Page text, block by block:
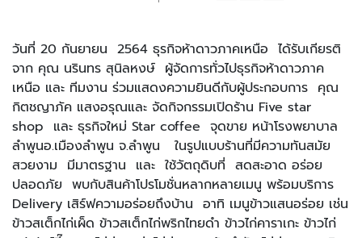
วันที่ 20 กันยายน 2564 ธุรกิจห้าดาวภาคเหนือ ได้รับเกียรติ
จาก คุณ นรินทร สุนิลหงษ์ ผู้จัดการทั่วไปธุรกิจห้าดาวภาค
เหนือ และ ทีมงาน ร่วมแสดงความยินดีกับผู้ประกอบการ คุณ
กิตชญาภัค แสงอรุณและ จัดกิจกรรมเปิดร้าน Five star
shop และ ธุรกิจใหม่ Star coffee จุดขาย หน้าโรงพยาบาล
ลำพูนอ.เมืองลำพูน จ.ลำพูน
ในรูปแบบร้านที่มีความทันสมัย
สวยงาม มีมาตรฐาน และ ใช้วัตถุดิบที่ สดสะอาด อร่อย
ปลอดภัย พบกับสินค้าโปรโมชั่นหลากหลายเมนู พร้อมบริการ
Delivery เสิร์ฟความอร่อยถึงบ้าน อาทิ เมนูข้าวแสนอร่อย เช่น
ข้าวสเต็กไก่เผ็ด ข้าวสเต็กไก่พริกไทยดำ ข้าวไก่คาราเกะ ข้าวไก่